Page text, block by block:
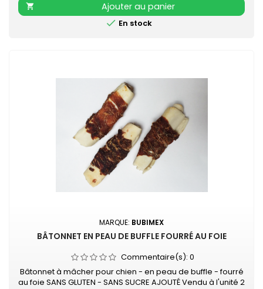

Ajouter au panier
 En stock
MARQUE: BUBIMEX
BÂTONNET EN PEAU DE BUFFLE FOURRÉ AU FOIE
Commentaire(s): 0
Bâtonnet à mâcher pour chien - en peau de buffle - fourré
au foie SANS GLUTEN - SANS SUCRE AJOUTÉ Vendu à l'unité 2